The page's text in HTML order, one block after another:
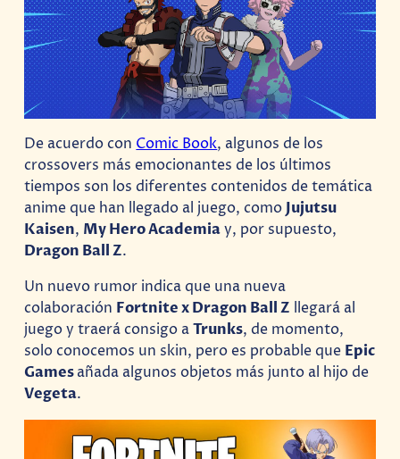
De acuerdo con Comic Book, algunos de los
crossovers más emocionantes de los últimos
tiempos son los diferentes contenidos de temática
anime que han llegado al juego, como Jujutsu
Kaisen, My Hero Academiay, por supuesto,
Dragon Ball Z.
Un nuevo rumor indica que una nueva
colaboración Fortnite x Dragon Ball Z llegará al
juego y traerá consigo aTrunks, de momento,
solo conocemos un skin, pero es probable que Epic
Gamesañada algunos objetos más junto al hijo de
Vegeta.